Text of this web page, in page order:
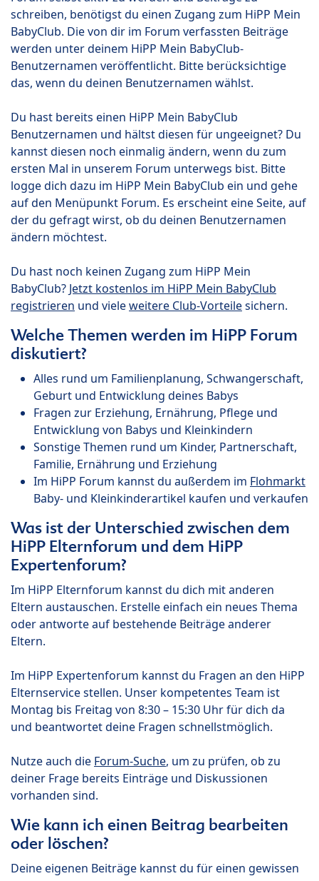
schreiben, benötigst du einen Zugang zum HiPP Mein
BabyClub. Die von dir im Forum verfassten Beiträge
werden unter deinem HiPP Mein BabyClub-
Benutzernamen veröffentlicht. Bitte berücksichtige
das, wenn du deinen Benutzernamen wählst.
Du hast bereits einen HiPP Mein BabyClub
Benutzernamen und hältst diesen für ungeeignet? Du
kannst diesen noch einmalig ändern, wenn du zum
ersten Mal in unserem Forum unterwegs bist. Bitte
logge dich dazu im HiPP Mein BabyClub ein und gehe
auf den Menüpunkt Forum. Es erscheint eine Seite, auf
der du gefragt wirst, ob du deinen Benutzernamen
ändern möchtest.
Du hast noch keinen Zugang zum HiPP Mein
BabyClub? Jetzt kostenlos im HiPP Mein BabyClub
registrieren und vieleweitere Club-Vorteilesichern.
Welche Themen werden im HiPP Forum
diskutiert?
Alles rund um Familienplanung, Schwangerschaft,
Geburt und Entwicklung deines Babys
Fragen zur Erziehung, Ernährung, Pflege und
Entwicklung von Babys und Kleinkindern
Sonstige Themen rund um Kinder, Partnerschaft,
Familie, Ernährung und Erziehung
Im HiPP Forum kannst du außerdem im Flohmarkt
Baby- und Kleinkinderartikel kaufen und verkaufen
Was ist der Unterschied zwischen dem
HiPP Elternforum und dem HiPP
Expertenforum?
Im HiPP Elternforum kannst du dich mit anderen
Eltern austauschen. Erstelle einfach ein neues Thema
oder antworte auf bestehende Beiträge anderer
Eltern.
Im HiPP Expertenforum kannst du Fragen an den HiPP
Elternservice stellen. Unser kompetentes Team ist
Montag bis Freitag von 8:30 – 15:30 Uhr für dich da
und beantwortet deine Fragen schnellstmöglich.
Nutze auch die Forum-Suche, um zu prüfen, ob zu
deiner Frage bereits Einträge und Diskussionen
vorhanden sind.
Wie kann ich einen Beitrag bearbeiten
oder löschen?
Deine eigenen Beiträge kannst du für einen gewissen